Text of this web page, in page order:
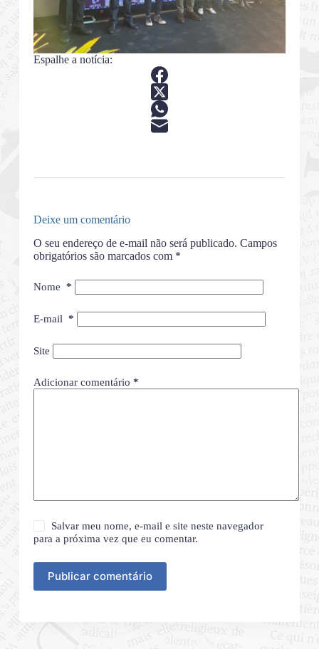
Espalhe a notícia:
Deixe um comentário
O seu endereço de e-mail não será publicado. Campos
obrigatórios são marcados com *
Nome *
E-mail *
Site
Adicionar comentário *
Salvar meu nome, e-mail e site neste navegador
para a próxima vez que eu comentar.
Publicar comentário